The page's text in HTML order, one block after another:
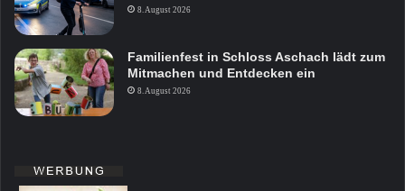
8. August 2026
Familienfest in Schloss Aschach lädt zum
Mitmachen und Entdecken ein
8. August 2026